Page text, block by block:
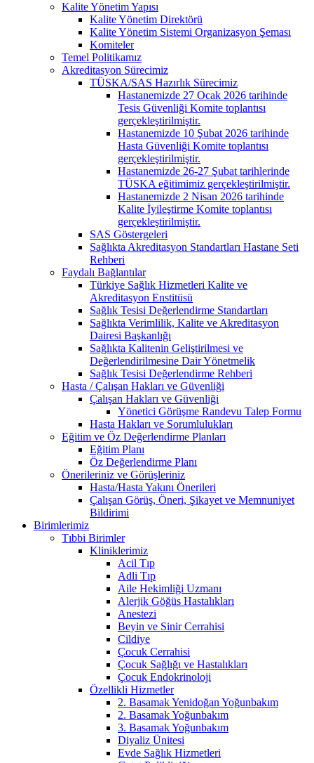
Kalite Yönetim Yapısı
Kalite Yönetim Direktörü
Kalite Yönetim Sistemi Organizasyon Şeması
Komiteler
Temel Politikamız
Akreditasyon Sürecimiz
TÜSKA/SAS Hazırlık Sürecimiz
Hastanemizde 27 Ocak 2026 tarihinde
Tesis Güvenliği Komite toplantısı
gerçekleştirilmiştir.
Hastanemizde 10 Şubat 2026 tarihinde
Hasta Güvenliği Komite toplantısı
gerçekleştirilmiştir.
Hastanemizde 26-27 Şubat tarihlerinde
TÜSKA eğitimimiz gerçekleştirilmiştir.
Hastanemizde 2 Nisan 2026 tarihinde
Kalite İyileştirme Komite toplantısı
gerçekleştirilmiştir.
SAS Göstergeleri
Sağlıkta Akreditasyon Standartları Hastane Seti
Rehberi
Faydalı Bağlantılar
Türkiye Sağlık Hizmetleri Kalite ve
Akreditasyon Enstitüsü
Sağlık Tesisi Değerlendirme Standartları
Sağlıkta Verimlilik, Kalite ve Akreditasyon
Dairesi Başkanlığı
Sağlıkta Kalitenin Geliştirilmesi ve
Değerlendirilmesine Dair Yönetmelik
Sağlık Tesisi Değerlendirme Rehberi
Hasta / Çalışan Hakları ve Güvenliği
Çalışan Hakları ve Güvenliği
Yönetici Görüşme Randevu Talep Formu
Hasta Hakları ve Sorumlulukları
Eğitim ve Öz Değerlendirme Planları
Eğitim Planı
Öz Değerlendirme Planı
Önerileriniz ve Görüşleriniz
Hasta/Hasta Yakını Önerileri
Çalışan Görüş, Öneri, Şikayet ve Memnuniyet
Bildirimi
Birimlerimiz
Tıbbi Birimler
Kliniklerimiz
Acil Tıp
Adli Tıp
Aile Hekimliği Uzmanı
Alerjik Göğüs Hastalıkları
Anestezi
Beyin ve Sinir Cerrahisi
Cildiye
Çocuk Cerrahisi
Çocuk Sağlığı ve Hastalıkları
Çocuk Endokrinoloji
Özellikli Hizmetler
2. Basamak Yenidoğan Yoğunbakım
2. Basamak Yoğunbakım
3. Basamak Yoğunbakım
Diyaliz Ünitesi
Evde Sağlık Hizmetleri